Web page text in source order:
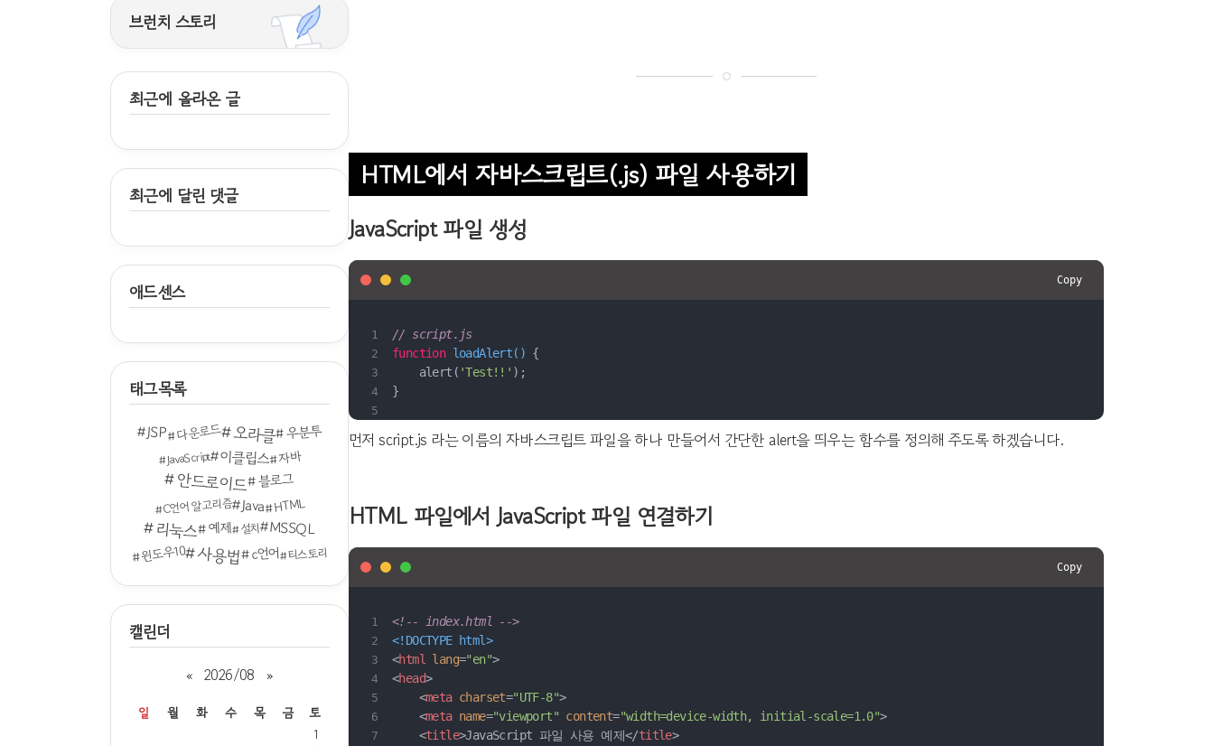
브런치 스토리
최근에 올라온 글
최근에 달린 댓글
애드센스
태그목록
JSP 다운로드 오라클 우분투
JavaScript 이클립스 자바
안드로이드 블로그
C언어 알고리즘 Java HTML
리눅스 예제 설치 MSSQL
윈도우10 사용법 c언어 티스토리
캘린더
« 2026/08 »
일 월 화 수 목 금
토
1
HTML에서 자바스크립트(.js) 파일 사용하기
JavaScript 파일 생성
Copy
// script.js
function loadAlert( )
    alert(
'Test!!'
먼저 script.js 라는 이름의 자바스크립트 파일을 하나 만들어서 간단한 alert을 띄우는 함수를 정의해 주도록 하겠습니다.
HTML 파일에서 JavaScript 파일 연결하기
Copy
<!-- index.html -->
<!DOCTYPE html>
<html lang="en">
<head>
<meta charset="UTF-8">
<meta name="viewport" content="width=device-width, initial-scale=1.0">
<title>JavaScript 파일 사용 예제</title>